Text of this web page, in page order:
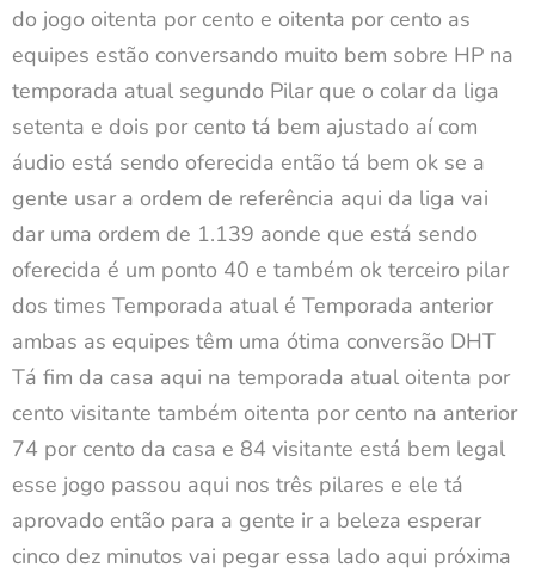
do jogo oitenta por cento e oitenta por cento as
equipes estão conversando muito bem sobre HP na
temporada atual segundo Pilar que o colar da liga
setenta e dois por cento tá bem ajustado aí com
áudio está sendo oferecida então tá bem ok se a
gente usar a ordem de referência aqui da liga vai
dar uma ordem de 1.139 aonde que está sendo
oferecida é um ponto 40 e também ok terceiro pilar
dos times Temporada atual é Temporada anterior
ambas as equipes têm uma ótima conversão DHT
Tá fim da casa aqui na temporada atual oitenta por
cento visitante também oitenta por cento na anterior
74 por cento da casa e 84 visitante está bem legal
esse jogo passou aqui nos três pilares e ele tá
aprovado então para a gente ir a beleza esperar
cinco dez minutos vai pegar essa lado aqui próxima